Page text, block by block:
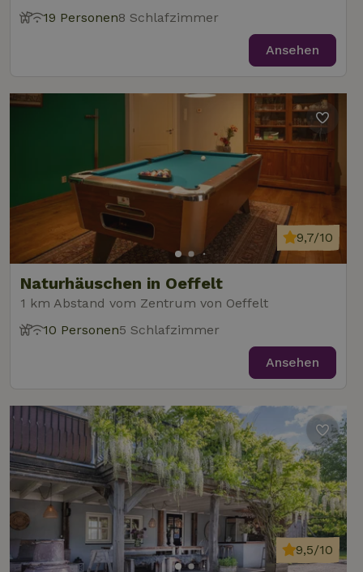
19 Personen8 Schlafzimmer
Ansehen
Naturhäuschen in Oeffelt
1 km Abstand vom Zentrum von Oeffelt
9,7/10
10 Personen5 Schlafzimmer
Ansehen
9,5/10